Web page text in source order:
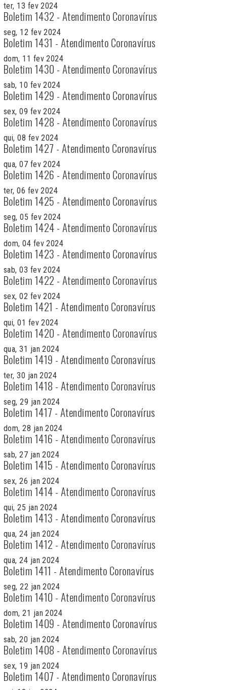
ter, 13 fev 2024
Boletim 1432 - Atendimento Coronavírus
seg, 12 fev 2024
Boletim 1431 - Atendimento Coronavírus
dom, 11 fev 2024
Boletim 1430 - Atendimento Coronavírus
sab, 10 fev 2024
Boletim 1429 - Atendimento Coronavírus
sex, 09 fev 2024
Boletim 1428 - Atendimento Coronavírus
qui, 08 fev 2024
Boletim 1427 - Atendimento Coronavírus
qua, 07 fev 2024
Boletim 1426 - Atendimento Coronavírus
ter, 06 fev 2024
Boletim 1425 - Atendimento Coronavírus
seg, 05 fev 2024
Boletim 1424 - Atendimento Coronavírus
dom, 04 fev 2024
Boletim 1423 - Atendimento Coronavírus
sab, 03 fev 2024
Boletim 1422 - Atendimento Coronavírus
sex, 02 fev 2024
Boletim 1421 - Atendimento Coronavírus
qui, 01 fev 2024
Boletim 1420 - Atendimento Coronavírus
qua, 31 jan 2024
Boletim 1419 - Atendimento Coronavírus
ter, 30 jan 2024
Boletim 1418 - Atendimento Coronavírus
seg, 29 jan 2024
Boletim 1417 - Atendimento Coronavírus
dom, 28 jan 2024
Boletim 1416 - Atendimento Coronavírus
sab, 27 jan 2024
Boletim 1415 - Atendimento Coronavírus
sex, 26 jan 2024
Boletim 1414 - Atendimento Coronavírus
qui, 25 jan 2024
Boletim 1413 - Atendimento Coronavírus
qua, 24 jan 2024
Boletim 1412 - Atendimento Coronavírus
qua, 24 jan 2024
Boletim 1411 - Atendimento Coronavírus
seg, 22 jan 2024
Boletim 1410 - Atendimento Coronavírus
dom, 21 jan 2024
Boletim 1409 - Atendimento Coronavírus
sab, 20 jan 2024
Boletim 1408 - Atendimento Coronavírus
sex, 19 jan 2024
Boletim 1407 - Atendimento Coronavírus